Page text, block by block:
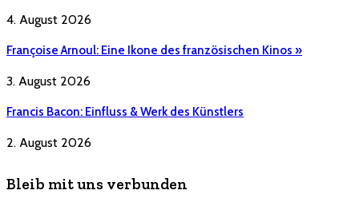
4. August 2026
Françoise Arnoul: Eine Ikone des französischen Kinos »
3. August 2026
Francis Bacon: Einfluss & Werk des Künstlers
2. August 2026
Bleib mit uns verbunden